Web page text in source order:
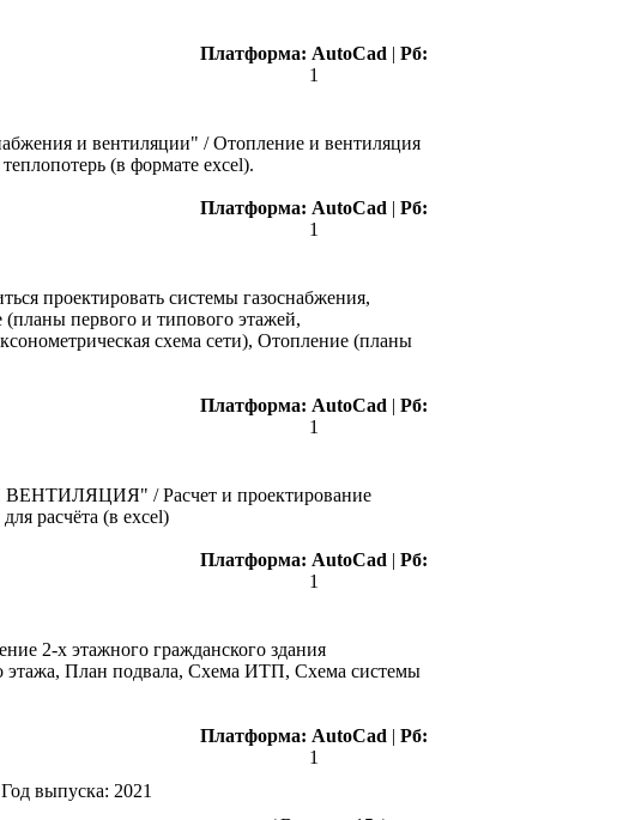
Платформа: AutoCad | Рб:
1
и вентиляции" / Отопление и вентиляция
(в формате excel).
Платформа: AutoCad | Рб:
1
проектировать системы газоснабжения,
первого и типового этажей,
схема сети), Отопление (планы
Платформа: AutoCad | Рб:
1
/ Расчет и проектирование
расчёта (в excel)
Платформа: AutoCad | Рб:
1
2-х этажного гражданского здания
этажа, План подвала, Схема ИТП, Схема системы
Платформа: AutoCad | Рб:
1
Год выпуска: 2021